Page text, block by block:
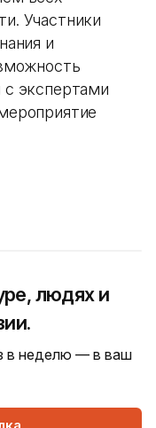
Участники
и
экспертами
людях и
в неделю — в ваш